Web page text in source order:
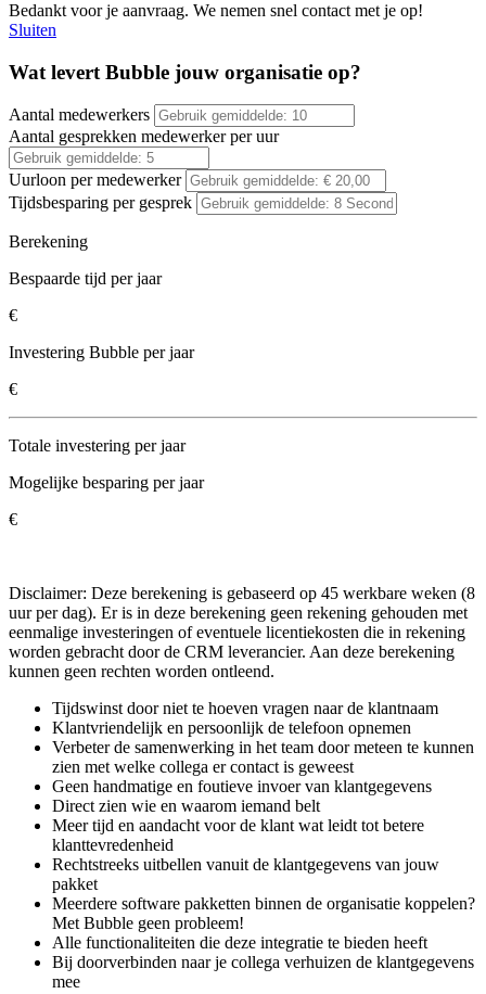
Bedankt voor je aanvraag. We nemen snel contact met je op!
Sluiten
Wat levert Bubble jouw organisatie op?
Aantal medewerkers
Aantal gesprekken medewerker per uur
Uurloon per medewerker
Tijdsbesparing per gesprek
Berekening
Bespaarde tijd per jaar
€
Investering Bubble per jaar
€
Totale investering per jaar
Mogelijke besparing per jaar
€
Disclaimer: Deze berekening is gebaseerd op 45 werkbare weken (8
uur per dag). Er is in deze berekening geen rekening gehouden met
eenmalige investeringen of eventuele licentiekosten die in rekening
worden gebracht door de CRM leverancier. Aan deze berekening
kunnen geen rechten worden ontleend.
Tijdswinst door niet te hoeven vragen naar de klantnaam
Klantvriendelijk en persoonlijk de telefoon opnemen
Verbeter de samenwerking in het team door meteen te kunnen
zien met welke collega er contact is geweest
Geen handmatige en foutieve invoer van klantgegevens
Direct zien wie en waarom iemand belt
Meer tijd en aandacht voor de klant wat leidt tot betere
klanttevredenheid
Rechtstreeks uitbellen vanuit de klantgegevens van jouw
pakket
Meerdere software pakketten binnen de organisatie koppelen?
Met Bubble geen probleem!
Alle functionaliteiten die deze integratie te bieden heeft
Bij doorverbinden naar je collega verhuizen de klantgegevens
mee